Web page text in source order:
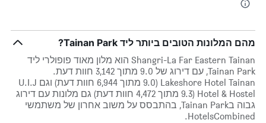
מהם המלונות הטובים ביותר ליד Tainan Park?
Shangri-La Far Eastern Tainan הוא מלון מאוד פופולרי ליד
Tainan Park, עם דירוג של 9.0 מתוך 3,142 חוות דעת.
Lakeshore Hotel Tainan (9.0 מתוך 6,944 חוות דעת) וגם U.I.J
Hotel & Hostel (9.3 מתוך 4,472 חוות דעת) גם מלונות עם דירוג
גבוה בTainan Park, בהתבסס על משוב אחרון של משתמשי
HotelsCombined.